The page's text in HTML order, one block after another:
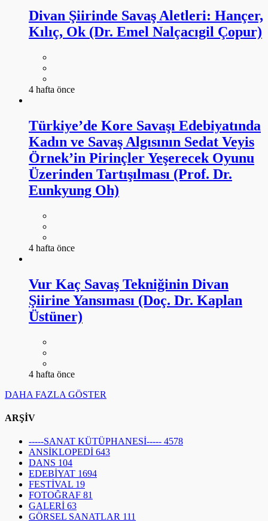
Divan Şiirinde Savaş Aletleri: Hançer,
Kılıç, Ok (Dr. Emel Nalçacıgil Çopur)
4 hafta önce
Türkiye’de Kore Savaşı Edebiyatında
Kadın ve Savaş Algısının Sedat Veyis
Örnek’in Pirinçler Yeşerecek Oyunu
Üzerinden Tartışılması (Prof. Dr.
Eunkyung Oh)
4 hafta önce
Vur Kaç Savaş Tekniğinin Divan
Şiirine Yansıması (Doç. Dr. Kaplan
Üstüner)
4 hafta önce
DAHA FAZLA GÖSTER
ARŞİV
-----SANAT KÜTÜPHANESİ----- 4578
ANSİKLOPEDİ 643
DANS 104
EDEBİYAT 1694
FESTİVAL 19
FOTOĞRAF 81
GALERİ 63
GÖRSEL SANATLAR 111